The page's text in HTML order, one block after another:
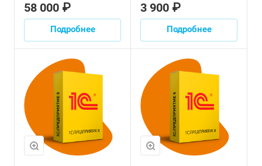
58 000 ₽
Подробнее
3 900 ₽
Подробнее